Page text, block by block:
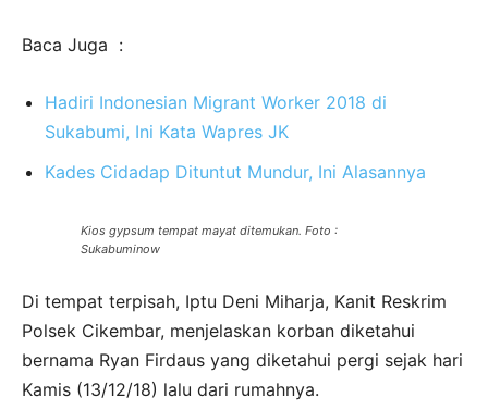
Baca Juga :
Hadiri Indonesian Migrant Worker 2018 di
Sukabumi, Ini Kata Wapres JK
Kades Cidadap Dituntut Mundur, Ini Alasannya
Kios gypsum tempat mayat ditemukan. Foto :
Sukabuminow
Di tempat terpisah, Iptu Deni Miharja, Kanit Reskrim
Polsek Cikembar, menjelaskan korban diketahui
bernama Ryan Firdaus yang diketahui pergi sejak hari
Kamis (13/12/18) lalu dari rumahnya.